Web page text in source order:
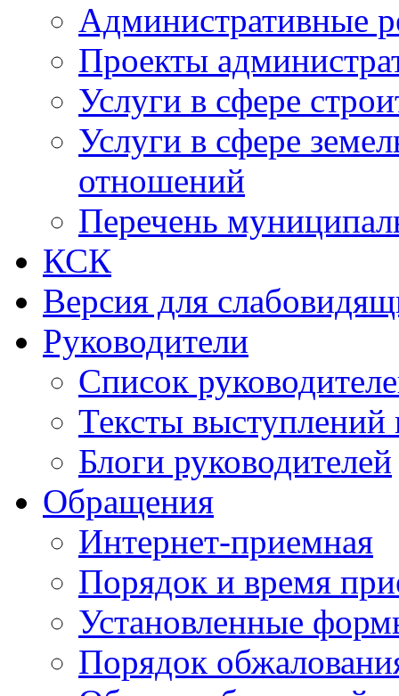
Административные
Проекты
Услуги в сфере
Услуги в сфере
отношений
Перечень
КСК
Версия для
Руководители
Список
Тексты выступлений
Блоги руководителей
Обращения
Интернет-приемная
Порядок и время
Установленные
Порядок